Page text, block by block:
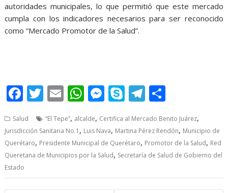
autoridades municipales, lo que permitió que este mercado
cumpla con los indicadores necesarios para ser reconocido
como “Mercado Promotor de la Salud”.
F
e
b
o
o
T
itt
er
E
ai
l
W
at
s
A
p
M
ss
e
n
g
S
y
p
e
T
e
gr
a
m
ar
e
Salud “El Tepe”, alcalde, Certifica al Mercado Benito Juárez,
Jurisdicción Sanitaria No.1 , Luis Nava, Martina Pérez Rendón, Municipio de
Querétaro, Presidente Municipal de Querétaro, Promotor de la Salud, Red
Queretana de Municipios por la Salud, Secretaría de Salud de Gobierno del
Estado